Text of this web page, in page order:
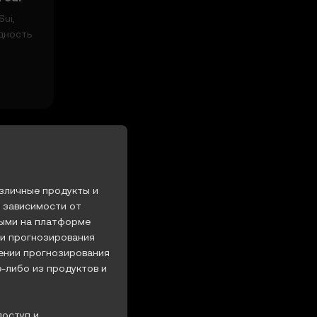
продукты и
от
на платформе
прогнозирования
прогнозирования
либо из продуктов и